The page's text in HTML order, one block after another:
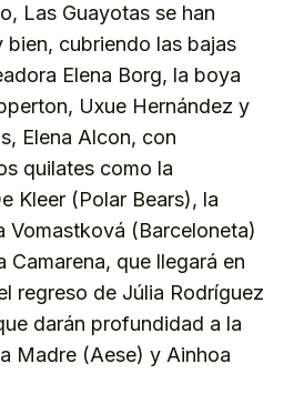
Las Guayotas se han
cubriendo las bajas
Elena Borg, la boya
Uxue Hernández y
Elena Alcon, con
quilates como la
Kleer (Polar Bears), la
Vomastková (Barceloneta)
Camarena, que llegará en
regreso de Júlia Rodríguez
darán profundidad a la
Madre (Aese) y Ainhoa